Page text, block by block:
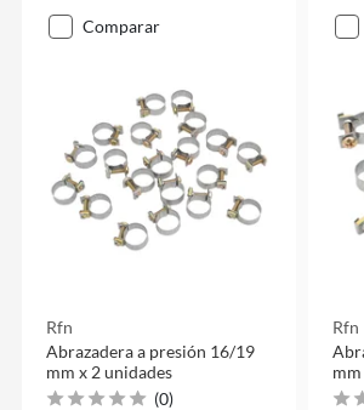
comparar
Rfn
Abrazadera a presión 16/19
mm x 2 unidades
(0)
Rfn